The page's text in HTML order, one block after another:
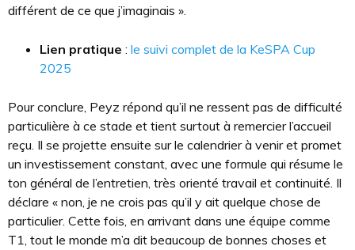
différent de ce que j’imaginais ».
Lien pratique : le suivi complet de la KeSPA Cup
2025
Pour conclure, Peyz répond qu’il ne ressent pas de difficulté
particulière à ce stade et tient surtout à remercier l’accueil
reçu. Il se projette ensuite sur le calendrier à venir et promet
un investissement constant, avec une formule qui résume le
ton général de l’entretien, très orienté travail et continuité. Il
déclare « non, je ne crois pas qu’il y ait quelque chose de
particulier. Cette fois, en arrivant dans une équipe comme
T1, tout le monde m’a dit beaucoup de bonnes choses et